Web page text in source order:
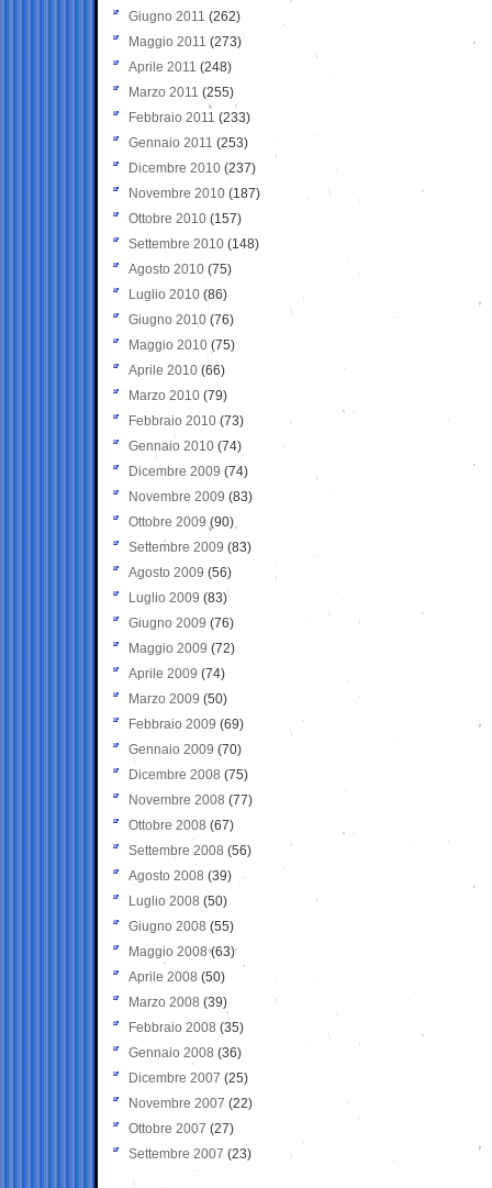
Giugno 2011 (262)
Maggio 2011 (273)
Aprile 2011 (248)
Marzo 2011 (255)
Febbraio 2011 (233)
Gennaio 2011 (253)
Dicembre 2010 (237)
Novembre 2010 (187)
Ottobre 2010 (157)
Settembre 2010 (148)
Agosto 2010 (75)
Luglio 2010 (86)
Giugno 2010 (76)
Maggio 2010 (75)
Aprile 2010 (66)
Marzo 2010 (79)
Febbraio 2010 (73)
Gennaio 2010 (74)
Dicembre 2009 (74)
Novembre 2009 (83)
Ottobre 2009 (90)
Settembre 2009 (83)
Agosto 2009 (56)
Luglio 2009 (83)
Giugno 2009 (76)
Maggio 2009 (72)
Aprile 2009 (74)
Marzo 2009 (50)
Febbraio 2009 (69)
Gennaio 2009 (70)
Dicembre 2008 (75)
Novembre 2008 (77)
Ottobre 2008 (67)
Settembre 2008 (56)
Agosto 2008 (39)
Luglio 2008 (50)
Giugno 2008 (55)
Maggio 2008(63)
Aprile 2008 (50)
Marzo 2008 (39)
Febbraio 2008 (35)
Gennaio 2008 (36)
Dicembre 2007 (25)
Novembre 2007 (22)
Ottobre 2007 (27)
Settembre 2007 (23)